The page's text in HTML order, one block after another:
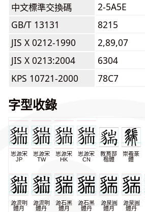
中文標準交換碼
2-5A5E
GB/T 13131
8215
JIS X 0212-1990
2,89,07
JIS X 0213:2004
6304
KPS 10721-2000
78C7
字型收錄
思源宋
JP
思源宋
TW
思源宋
HK
思源宋
CN
教育部
楷體
崇羲篆
體
源流明
體月
源流明
體丹
源石黑
體月
源石黑
體丹
源泉圓
體月
源泉圓
體丹